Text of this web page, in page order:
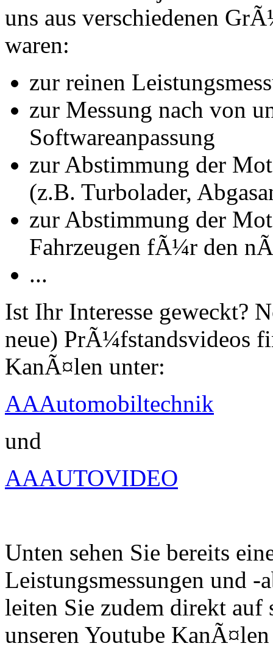
uns aus verschiedenen
waren:
zur reinen
zur Messung nach von
Softwareanpassung
zur Abstimmung der
(z.B. Turbolader,
zur Abstimmung der
Fahrzeugen fÃ¼r den
...
Ist Ihr Interesse geweckt?
neue) PrÃ¼fstandsvideos
KanÃ¤len unter:
AAAutomobiltechnik
und
AAAUTOVIDEO
Unten sehen Sie bereits
Leistungsmessungen und -
leiten Sie zudem direkt auf
unseren Youtube